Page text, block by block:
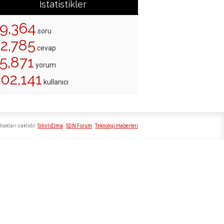
İstatistikler
soru
cevap
yorum
kullanıcı
SihirliElma SDN Forum Teknoloji Haberleri
saklıdır